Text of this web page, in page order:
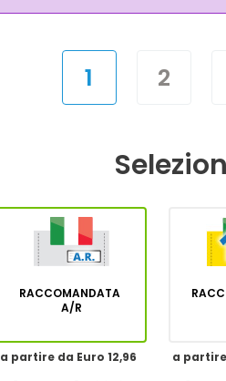
1 2
RACCOMANDATA
A/R
a partire da Euro 12,96
a partire